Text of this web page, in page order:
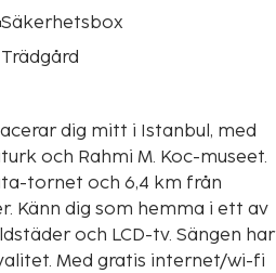
Säkerhetsbox
Trädgård
dig mitt i Istanbul, med
och Rahmi M. Koc-museet.
tornet och 6,4 km från
Känn dig som hemma i ett av
och LCD-tv. Sängen har
Med gratis internet/wi-fi